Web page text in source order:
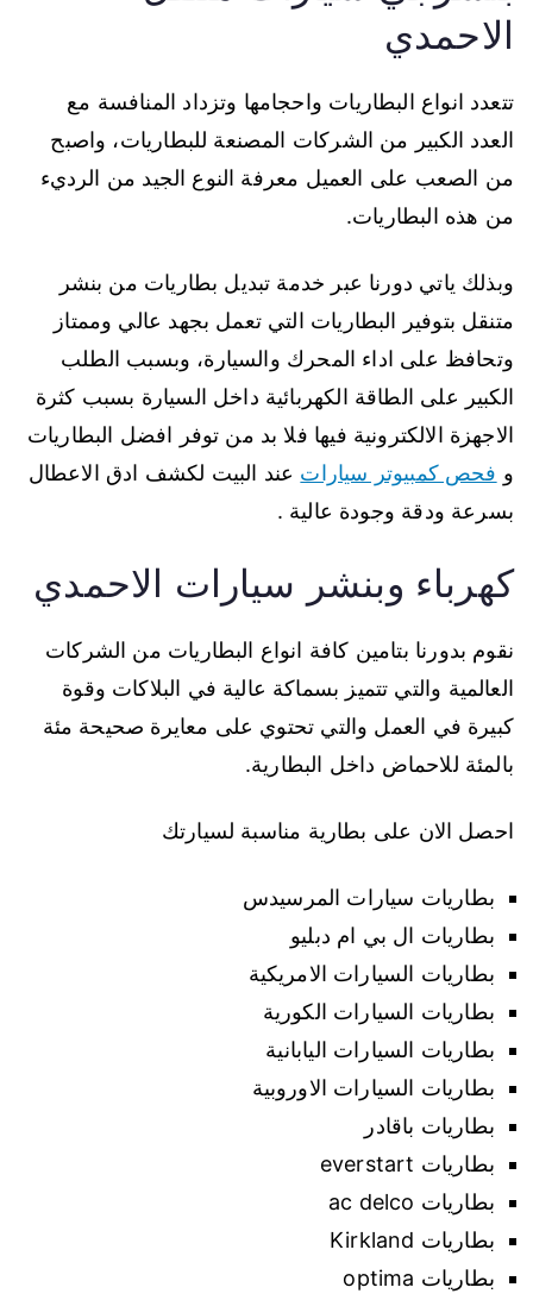
الاحمدي
تتعدد انواع البطاريات واحجامها وتزداد المنافسة مع
العدد الكبير من الشركات المصنعة للبطاريات، واصبح
من الصعب على العميل معرفة النوع الجيد من الرديء
من هذه البطاريات.
وبذلك ياتي دورنا عبر خدمة تبديل بطاريات من بنشر
متنقل بتوفير البطاريات التي تعمل بجهد عالي وممتاز
وتحافظ على اداء المحرك والسيارة، وبسبب الطلب
الكبير على الطاقة الكهربائية داخل السيارة بسبب كثرة
الاجهزة الالكترونية فيها فلا بد من توفر افضل البطاريات
و فحص كمبيوتر سيارات عند البيت لكشف ادق الاعطال
بسرعة ودقة وجودة عالية .
كهرباء وبنشر سيارات الاحمدي
نقوم بدورنا بتامين كافة انواع البطاريات من الشركات
العالمية والتي تتميز بسماكة عالية في البلاكات وقوة
كبيرة في العمل والتي تحتوي على معايرة صحيحة مئة
بالمئة للاحماض داخل البطارية.
احصل الان على بطارية مناسبة لسيارتك
بطاريات سيارات المرسيدس
بطاريات ال بي ام دبليو
بطاريات السيارات الامريكية
بطاريات السيارات الكورية
بطاريات السيارات اليابانية
بطاريات السيارات الاوروبية
بطاريات باقادر
بطاريات everstart
بطاريات ac delco
بطاريات Kirkland
بطاريات optima